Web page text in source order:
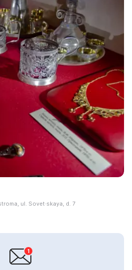
ul. Sovet·skaya, d. 7